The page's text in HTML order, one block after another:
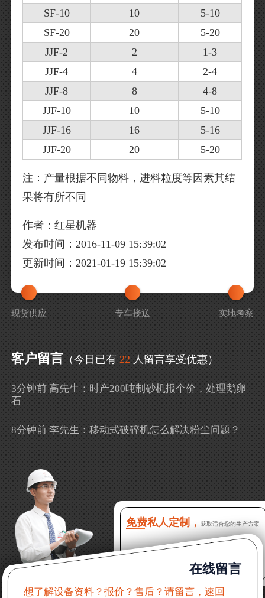
SF-10 10
5-10
SF-20
20
5-20
JJF-2
2
1-3
JJF-4
4
2-4
JJF-8
8
4-8
JJF-10
10
5-10
JJF-16
16
5-16
JJF-20
20 5-20
注：产量根据不同物料，进料粒度等因素其结
果将有所不同
作者：红星机器
发布时间：2016-11-09 15:39:02
更新时间：2021-01-19 15:39:02
现货供应 专车接送 实地考察
客户留言 （今日已有 22 人留言享受优惠）
3分钟前 高先生：时产200吨制砂机报个价，处理鹅卵
石
8分钟前 李先生：移动式破碎机怎么解决粉尘问题？
吗？
16分钟前 程先生：破碎生产线出个方案及报价，有什
么售后服务？
22分钟前 郑女士：想了解时产500吨锤破，加工石灰石
31分钟前 吴先生：成套石头破碎设备有吗？给个详细
产品资料
免费私人定制， 获取适合您的生产方案
在线留言
想了解设备资料？报价？售后？请留言，速回